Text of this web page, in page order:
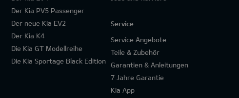
Der Kia PV5 Passenger
Der neue Kia EV2
Der Kia K4
Die Kia GT Modellreihe
Die Kia Sportage Black Edition
Service
Service Angebote
Teile & Zubehör
Garantien & Anleitungen
7 Jahre Garantie
Kia App